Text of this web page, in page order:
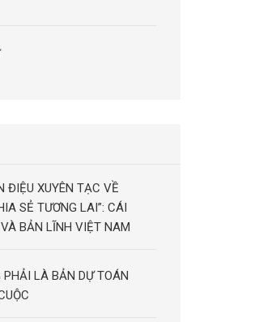
ĐIỆU XUYÊN TẠC VỀ
SẺ TƯƠNG LAI”: CÁI
BẢN LĨNH VIỆT NAM
PHẢI LÀ BẢN DỰ TOÁN